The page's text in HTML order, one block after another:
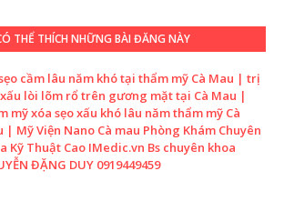
THỂ THÍCH NHỮNG BÀI ĐĂNG NÀY
cầm lâu năm khó tại thẩm mỹ Cà Mau | trị
lòi lõm rổ trên gương mặt tại Cà Mau |
mỹ xóa sẹo xấu khó lâu năm thẩm mỹ Cà
| Mỹ Viện Nano Cà mau Phòng Khám Chuyên
Kỹ Thuật Cao IMedic.vn Bs chuyên khoa
ĐẶNG DUY 0919449459